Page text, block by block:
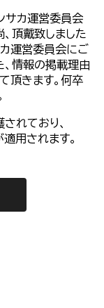
サカ運営委員会
頂戴致しました
運営委員会にご
、情報の掲載理由
頂きます。何卒
れており、
適用されます。